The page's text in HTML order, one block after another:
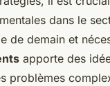
dans le
de demain et
apporte des
problèmes